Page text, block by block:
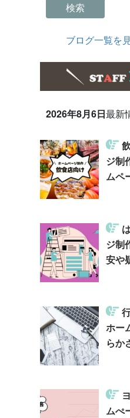
検索
ブログ一覧を
2026年8月6日最新
ジ制
ムペ
ジ制
安や
ホー
らか
ムぺ